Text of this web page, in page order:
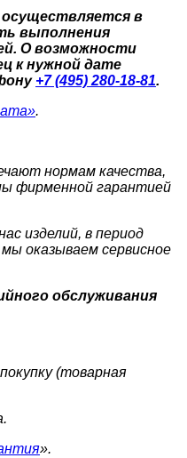
осуществляется в
выполнения
О возможности
к нужной дате
+7 (495) 280-18-81.
.
нормам качества,
фирменной гарантией
изделий, в период
оказываем сервисное
обслуживания
(товарная
».